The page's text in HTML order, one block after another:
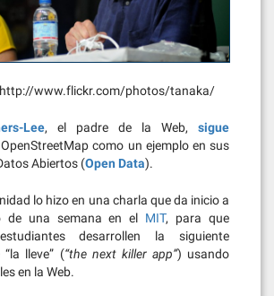
http://www.flickr.com/photos/tanaka/
Lee, el padre de la Web, sigue
como un ejemplo en sus
Abiertos (Open Data).
lo hizo en una charla que da inicio a
de una semana en el MIT, para que
desarrollen la siguiente
lleve” (“the next killer app”) usando
en la Web.